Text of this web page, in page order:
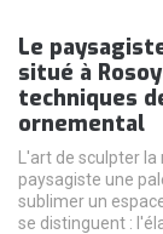
Le
situé à
techniques
ornemental
L'art de sculpter
paysagiste une
sublimer un
se distinguent :